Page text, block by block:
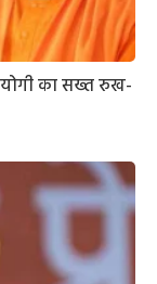
का सख्त रुख-